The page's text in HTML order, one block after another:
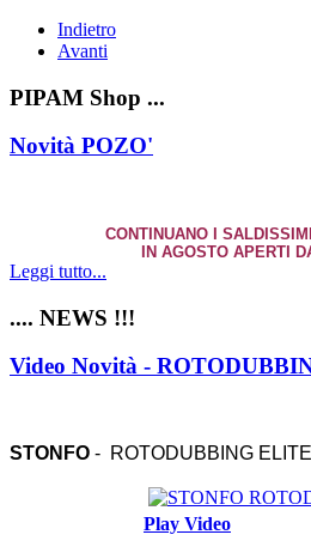
Indietro
Avanti
PIPAM Shop ...
Novità POZO'
CONTINUANO I
IN AGOSTO APERTI
Leggi tutto...
.... NEWS !!!
Video Novità -
STONFO - ROTODUBBING
Play Video